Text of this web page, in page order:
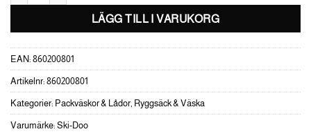
LÄGG TILL I VARUKORG
EAN: 860200801
Artikelnr: 860200801
Kategorier: Packväskor & Lådor Ryggsäck & Väska
Varumärke: Ski-Doo